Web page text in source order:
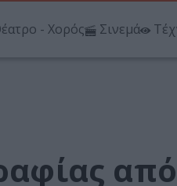
- Χορός Σινεμά